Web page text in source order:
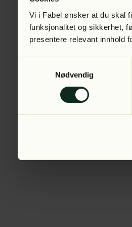
Vi i Fabel ønsker at du skal
funksjonalitet og sikkerhet,
presentere relevant innhold
Nødvendig
Application